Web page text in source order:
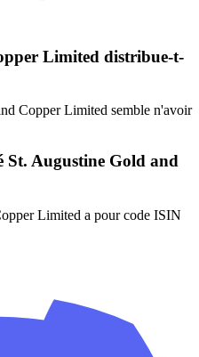
Limited distribue-t-
Copper Limited semble n'avoir
St. Augustine Gold and
Limited a pour code ISIN